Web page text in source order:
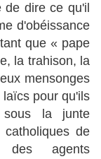
dire ce qu'il
d'obéissance
que « pape
la trahison, la
mensonges
pour qu'ils
sous la junte
de
des agents